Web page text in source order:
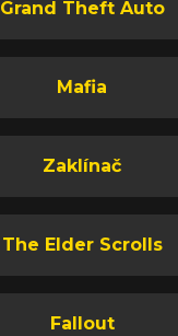
Grand Theft Auto
Mafia
Zaklínač
The Elder Scrolls
Fallout